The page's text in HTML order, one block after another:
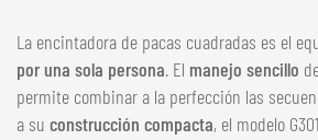
BÉLGICA
GÖWEIL BNL
La encintadora de pacas cuadradas es el
por una sola persona. El manejo sencillo
permite combinar a la perfección las
a su construcción compacta, el modelo